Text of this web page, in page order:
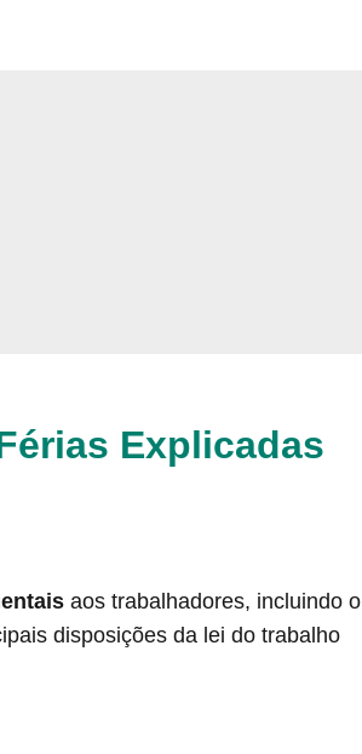
Explicadas
aos trabalhadores, incluindo o
disposições da lei do trabalho